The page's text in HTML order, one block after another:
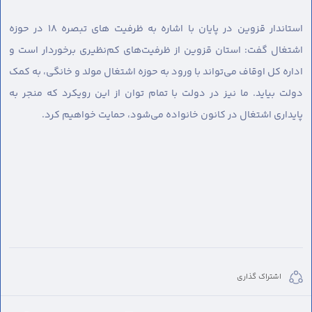
استاندار قزوین در پایان با اشاره به ظرفیت های تبصره ۱۸ در حوزه
اشتغال گفت: استان قزوین از ظرفیت‌های کم‌نظیری برخوردار است و
اداره کل اوقاف می‌تواند با ورود به حوزه اشتغال مولد و خانگی، به کمک
دولت بیاید. ما نیز در دولت با تمام توان از این رویکرد که منجر به
پایداری اشتغال در کانون خانواده می‌شود، حمایت خواهیم کرد.
اشتراک گذاری